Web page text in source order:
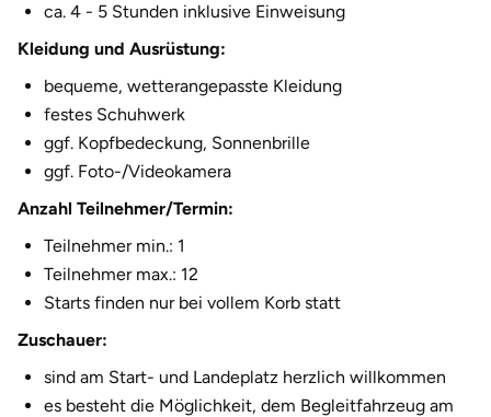
ca. 4 - 5 Stunden inklusive Einweisung
Kleidung und Ausrüstung:
bequeme, wetterangepasste Kleidung
festes Schuhwerk
ggf. Kopfbedeckung, Sonnenbrille
ggf. Foto-/Videokamera
Anzahl Teilnehmer/Termin:
Teilnehmer min.: 1
Teilnehmer max.: 12
Starts finden nur bei vollem Korb statt
Zuschauer:
sind am Start- und Landeplatz herzlich willkommen
es besteht die Möglichkeit, dem Begleitfahrzeug am